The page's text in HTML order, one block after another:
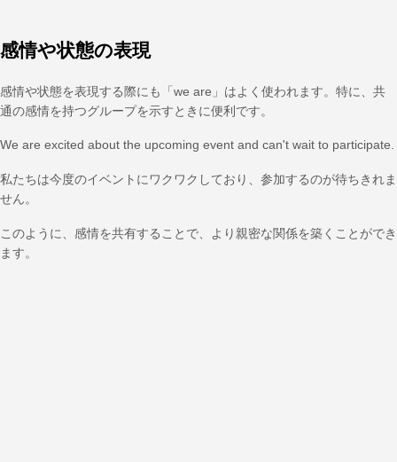
感情や状態の表現
感情や状態を表現する際にも「we are」はよく使われます。特に、共
通の感情を持つグループを示すときに便利です。
We are excited about the upcoming event and can't wait to participate.
私たちは今度のイベントにワクワクしており、参加するのが待ちきれま
せん。
このように、感情を共有することで、より親密な関係を築くことができ
ます。